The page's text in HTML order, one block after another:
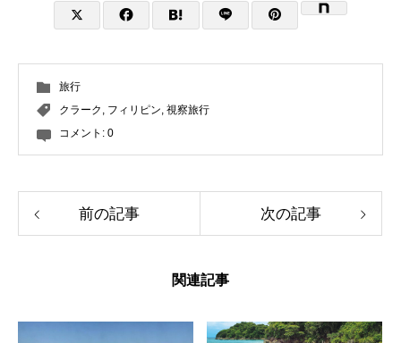
旅行
クラーク
フィリピン 視察旅行
コメント: 0
前の記事 次の記事
関連記事